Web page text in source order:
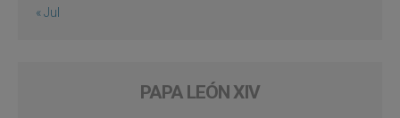
« Jul
PAPA LEÓN XIV